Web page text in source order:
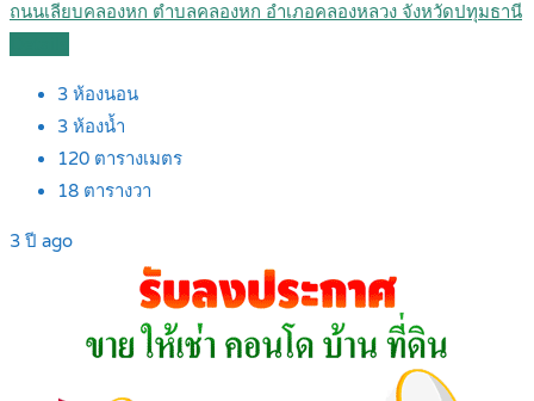
ถนนเลียบคลองหก ตำบลคลองหก อำเภอคลองหลวง จังหวัดปทุมธานี
3 ห้องนอน
3 ห้องน้ำ
120 ตารางเมตร
18 ตารางวา
3 ปี ago